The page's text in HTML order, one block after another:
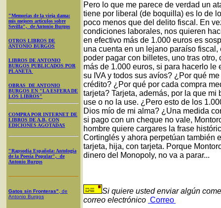
"Memorias de la vieja dama:
mis mejores artículos sobre
Sevilla", de Antonio Burgos
OTROS LIBROS DE
ANTONIO BURGOS
LIBROS DE ANTONIO
BURGOS PUBLICADOS POR
PLANETA
OBRAS DE ANTONIO
BURGOS EN "LA ESFERA DE
LOS LIBROS"
COMPRA POR INTERNET DE
LIBROS DE A.B. CON
EDICIONES AGOTADAS
"Rapsodia Española: Antología
de la Poesía Popular", de
Antonio Burgos
Gatos sin Fronteras" , de
Antonio Burgos
Pero lo que me parece de verdad un
tiene por liberal (de boquilla) es lo de
poco menos que del delito fiscal. En
condiciones laborales, nos quieren
en efectivo más de 1.000 euros es
una cuenta en un lejano paraíso
poder pagar con billetes, uno tras
más de 1.000 euros, si para hacerlo
su IVA y todos sus avíos? ¿Por qué
crédito? ¿Por qué por cada compra
tarjeta? Tarjeta, además, por la que
use o no la use. ¿Pero esto de los
Dios mío de mi alma? ¿Una medida
si pago con un cheque no vale,
hombre quiere cargares la frase
Cortinglés y ahora perpetúan también
tarjeta, hija, con tarjeta. Porque
dinero del Monopoly, no va a parar...
Si quiere usted enviar algún
correo electrónico Correo